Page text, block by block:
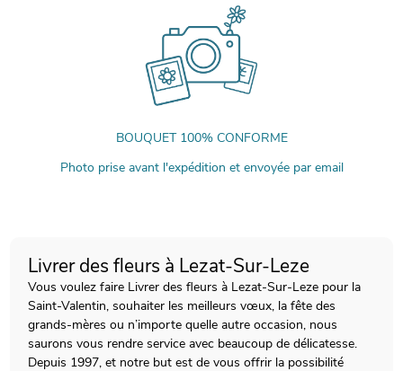
BOUQUET 100% CONFORME
Photo prise avant l'expédition et envoyée par email
Livrer des fleurs à Lezat-Sur-Leze
Vous voulez faire Livrer des fleurs à Lezat-Sur-Leze pour la
Saint-Valentin, souhaiter les meilleurs vœux, la fête des
grands-mères ou n’importe quelle autre occasion, nous
saurons vous rendre service avec beaucoup de délicatesse.
Depuis 1997, et notre but est de vous offrir la possibilité